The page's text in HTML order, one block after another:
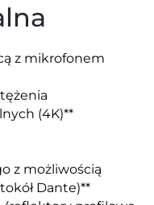
z mikrofonem
(4K)**
z możliwością
Dante)**